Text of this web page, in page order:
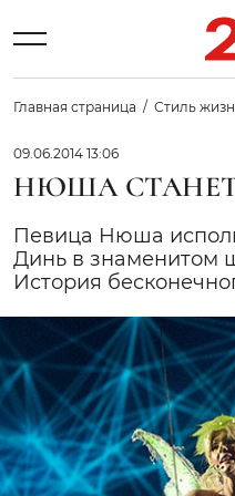
Главная страница Стиль
09.06.2014 13:06
НЮША
Певица Нюша
Динь в знаменитом
История